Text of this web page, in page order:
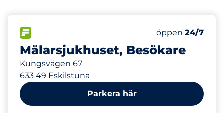
Mälarsjukhuset, Besökare
Kungsvägen 67
633 49 Eskilstuna
Antal
Totalt antal
Lördag
öppen 24/7
183 m
Parkera här